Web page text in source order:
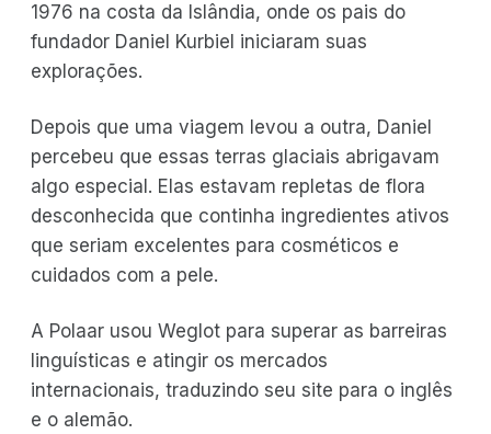
1976 na costa da Islândia, onde os pais do
fundador Daniel Kurbiel iniciaram suas
explorações.
Depois que uma viagem levou a outra, Daniel
percebeu que essas terras glaciais abrigavam
algo especial. Elas estavam repletas de flora
desconhecida que continha ingredientes ativos
que seriam excelentes para cosméticos e
cuidados com a pele.
A Polaar usou Weglot para superar as barreiras
linguísticas e atingir os mercados
internacionais, traduzindo seu site para o inglês
e o alemão.